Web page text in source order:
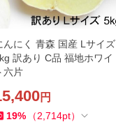
んにく 青森 国産 Lサイズ
訳あり C品 福地ホワイ
六片
円
19% （2,714pt）